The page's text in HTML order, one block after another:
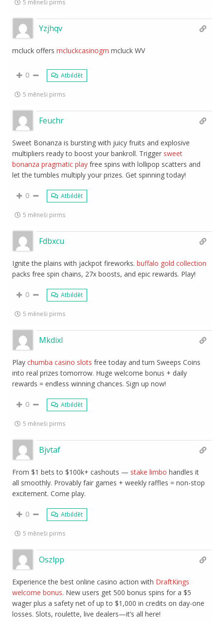
5 mēneši pirms
Yzjhqv
mcluck offersmcluckcasinogm mcluck WV
0 Atbildēt
5 mēneši pirms
Feuchr
Sweet Bonanza is bursting with juicy fruits and explosive
multipliers ready to boost your bankroll. Trigger sweet
bonanza pragmatic play free spins with lollipop scatters and
let the tumbles multiply your prizes. Get spinning today!
0 Atbildēt
5 mēneši pirms
Fdbxcu
Ignite the plains with jackpot fireworks.buffalo gold collection
packs free spin chains, 27x boosts, and epic rewards. Play!
0 Atbildēt
5 mēneši pirms
Mkdixl
Playchumba casino slots free today and turn Sweeps Coins
into real prizes tomorrow. Huge welcome bonus + daily
rewards = endless winning chances. Sign up now!
0 Atbildēt
5 mēneši pirms
Bjvtaf
From $1 bets to $100k+ cashouts — stake limbo handles it
all smoothly. Provably fair games + weekly raffles = non-stop
excitement. Come play.
0 Atbildēt
5 mēneši pirms
Oszlpp
Experience the best online casino action with DraftKings
welcome bonus. New users get 500 bonus spins for a $5
wager plus a safety net of up to $1,000 in credits on day-one
losses. Slots, roulette, live dealers—it’s all here!